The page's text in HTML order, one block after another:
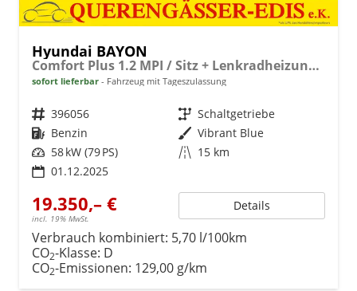
Hyundai BAYON
Comfort Plus 1.2 MPI / Sitz + Lenkradheizung PDC V&H Kamera LED Tempomat Keyless Alu 16"
sofort lieferbar Fahrzeug mit Tageszulassung
Fahrzeugnr. 396056 Getriebe Schaltgetriebe
Kraftstoff Benzin Außenfarbe Vibrant Blue
Leistung 58 kW (79 PS) Kilometerstand 15 km
01.12.2025
19.350,– €
incl. 19% MwSt.
Details
Verbrauch kombiniert: 5,70 l/100km
CO2-Klasse: D
CO2-Emissionen: 129,00 g/km